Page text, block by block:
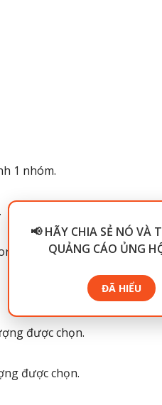
1 nhóm.
Draw.
được chọn.
được chọn.
📢 HÃY CHIA SẺ NÓ VÀ
QUẢNG CÁO ỦNG
ĐÃ HIỂU